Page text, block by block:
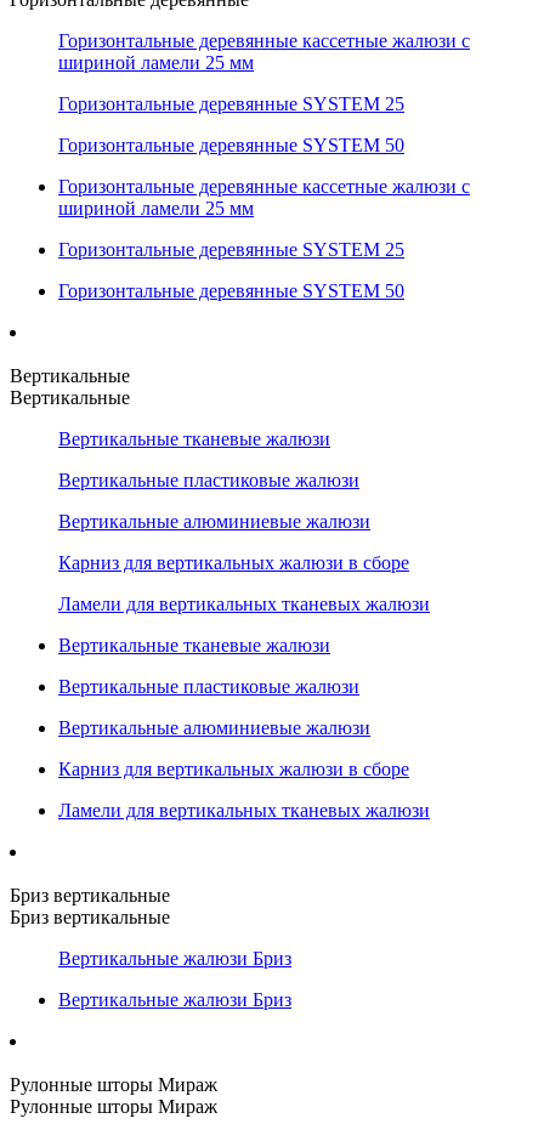
Горизонтальные деревянные кассетные жалюзи с
шириной ламели 25 мм
Горизонтальные деревянные SYSTEM 25
Горизонтальные деревянные SYSTEM 50
Горизонтальные деревянные кассетные жалюзи с
шириной ламели 25 мм
Горизонтальные деревянные SYSTEM 25
Горизонтальные деревянные SYSTEM 50
Вертикальные
Вертикальные
Вертикальные тканевые жалюзи
Вертикальные пластиковые жалюзи
Вертикальные алюминиевые жалюзи
Карниз для вертикальных жалюзи в сборе
Ламели для вертикальных тканевых жалюзи
Вертикальные тканевые жалюзи
Вертикальные пластиковые жалюзи
Вертикальные алюминиевые жалюзи
Карниз для вертикальных жалюзи в сборе
Ламели для вертикальных тканевых жалюзи
Бриз вертикальные
Бриз вертикальные
Вертикальные жалюзи Бриз
Вертикальные жалюзи Бриз
Рулонные шторы Мираж
Рулонные шторы Мираж